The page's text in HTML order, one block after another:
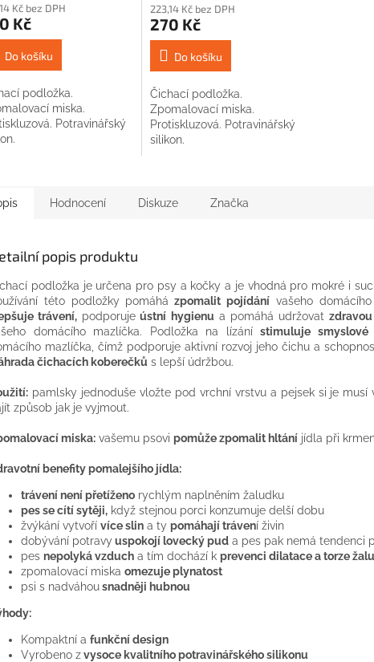
Kč bez DPH
Kč
Do košíku
podložka.
miska.
Potravinářský
223,14 Kč bez DPH
270 Kč
Do košíku
Čichací podložka.
Zpomalovací miska.
Protiskluzová. Potravinářský
silikon.
Hodnocení Diskuze Značka
popis produktu
podložka je určena pro psy a kočky a je vhodná pro mokré i
této podložky pomáhá zpomalit pojídánívašeho domácího
trávení, podporuje ústní hygienu a pomáhá udržovat
domácího mazlíčka. Podložka na lízánístimuluje smyslové
mazlíčka, čímž podporuje aktivní rozvoj jeho čichu a
čichacích koberečků s lepší údržbou.
pamlsky jednoduše vložte pod vrchní vrstvu a pejsek si je musí
způsob jak je vyjmout.
miska: vašemu psovi pomůže zpomalit hltání jídla při
benefity pomalejšího jídla:
trávení není přetíženo rychlým naplněním žaludku
pes se cítí sytěji, když stejnou porci konzumuje delší dobu
žvýkání vytvoří více slin a ty pomáhají trávení živin
dobývání potravy uspokojí lovecký pud a pes pak nemá tendenci
pes nepolyká vzduch a tím dochází k prevenci dilatace a torze
zpomalovací miska omezuje plynatost
psi s nadváhousnadněji hubnou
Kompaktní a funkční design
Vyrobeno zvysoce kvalitního potravinářského silikonu